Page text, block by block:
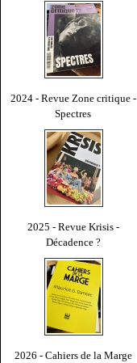
2024 - Revue Zone critique -
Spectres
2025 - Revue Krisis -
Décadence ?
2026 - Cahiers de la Marge